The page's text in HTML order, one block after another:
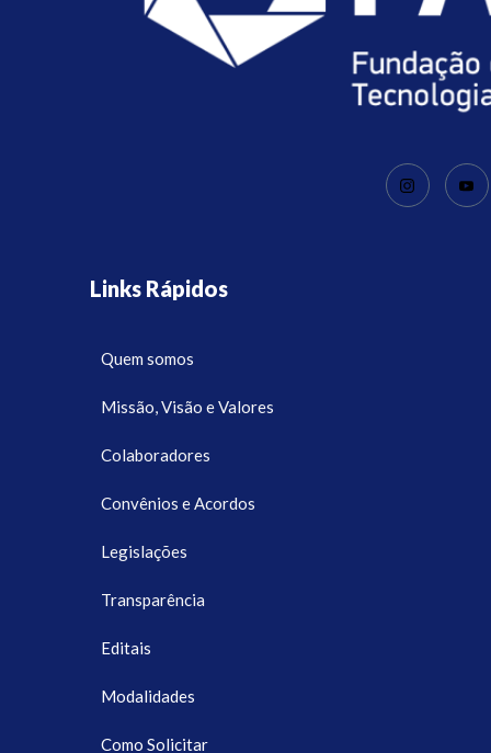
Links Rápidos
Quem somos
Missão, Visão e Valores
Colaboradores
Convênios e Acordos
Legislações
Transparência
Editais
Modalidades
Como Solicitar